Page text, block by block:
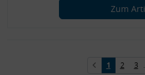
Zum
1 2 3